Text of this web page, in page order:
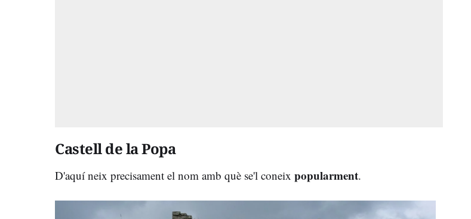
Castell de la Popa
D'aquí neix precisament el nom amb què se'l coneix popularment.